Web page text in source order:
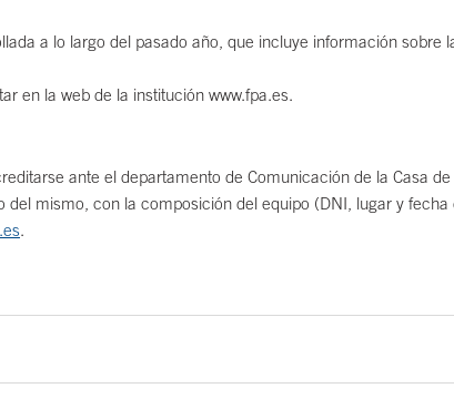
a lo largo del pasado año, que incluye información sobre
en la web de la institución www.fpa.es.
ante el departamento de Comunicación de la Casa
mismo, con la composición del equipo (DNI, lugar y
.